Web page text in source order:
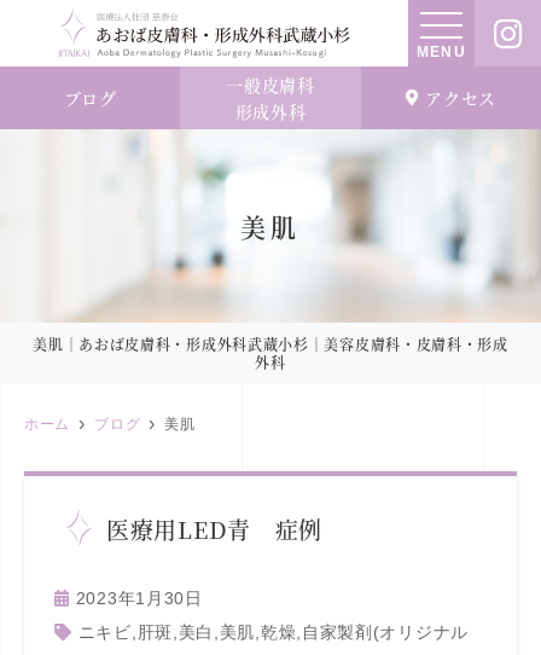
MENU
ブログ
一般皮膚科
形成外科
アクセス
美肌
美肌｜あおば皮膚科・形成外科武蔵小杉｜美容皮膚科・皮膚科・形成
外科
ホーム ブログ 美肌
医療用LED青 症例
2023年1月30日
ニキビ 肝斑 美白 美肌 乾燥 自家製剤(オリジナル